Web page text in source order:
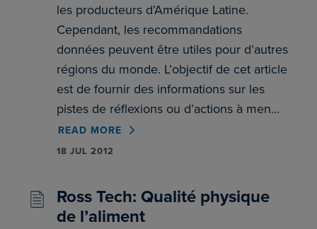
les producteurs d’Amérique Latine.
Cependant, les recommandations
données peuvent être utiles pour d’autres
régions du monde. L’objectif de cet article
est de fournir des informations sur les
pistes de réflexions ou d’actions à men…
READ MORE
18 JUL 2012
Ross Tech: Qualité physique
de l’aliment